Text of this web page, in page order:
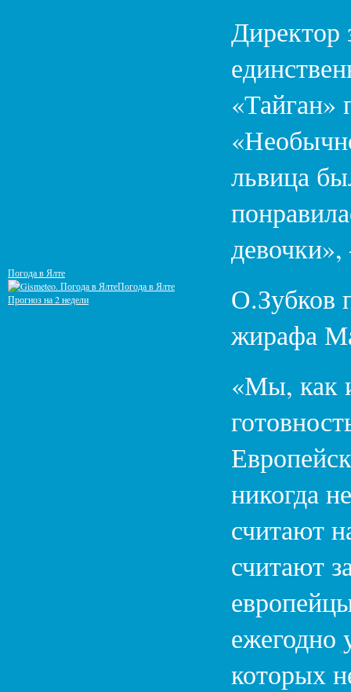
Директор
«Тайган»
львица
О.Зубков
жирафа
«Мы, как
никогда
считают
считают
ежегодно
которых
Погода в Ялте
Погода в Ялте
Прогноз на 2 недели